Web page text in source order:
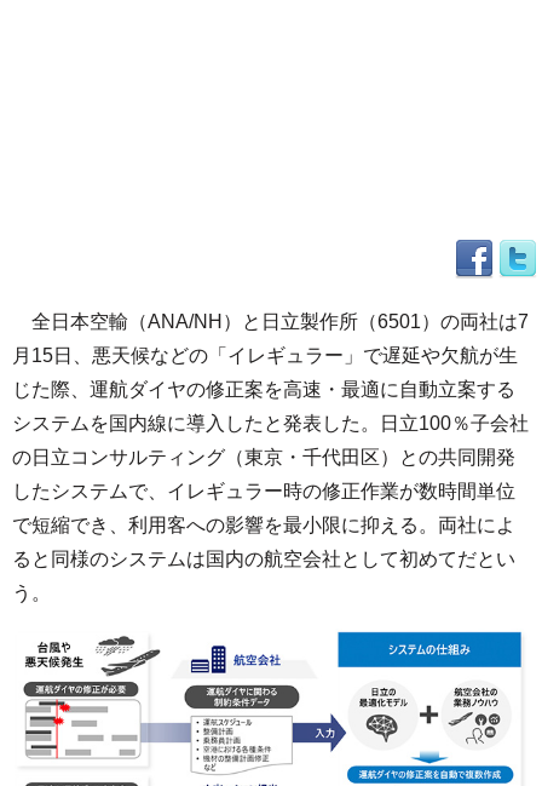
全日本空輸（ANA/NH）と日立製作所（6501）の両社は7
月15日、悪天候などの「イレギュラー」で遅延や欠航が生
じた際、運航ダイヤの修正案を高速・最適に自動立案する
システムを国内線に導入したと発表した。日立100％子会社
の日立コンサルティング（東京・千代田区）との共同開発
したシステムで、イレギュラー時の修正作業が数時間単位
で短縮でき、利用客への影響を最小限に抑える。両社によ
ると同様のシステムは国内の航空会社として初めてだとい
う。